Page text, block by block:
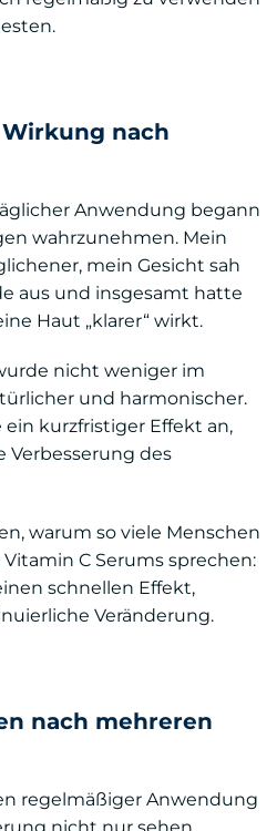
nach
Anwendung begann
wahrzunehmen. Mein
mein Gesicht sah
aus und insgesamt hatte
Haut „klarer“ wirkt.
nicht weniger im
und harmonischer.
kurzfristiger Effekt an,
Verbesserung des
warum so viele Menschen
C Serums sprechen:
schnellen Effekt,
Veränderung.
nach mehreren
regelmäßiger Anwendung